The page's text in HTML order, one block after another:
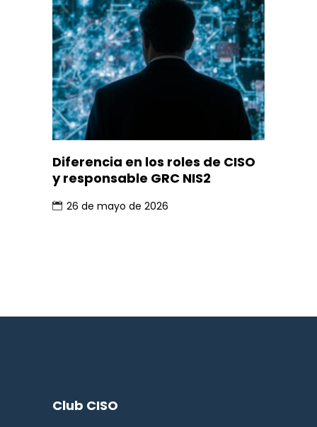
Diferencia en los roles de CISO
y responsable GRC NIS2
26 de mayo de 2026
Club CISO